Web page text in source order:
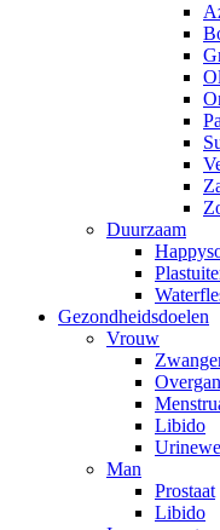
Duurzaam
Gezondheidsdoelen
Vrouw
Libido
Man
Prostaat
Libido